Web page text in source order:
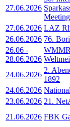
27.06.2026
Meeting
27.06.2026 LAZ
26.06.2026 76.
26.06 -
28.06.2026
24.06.2026
2.
1892
24.06.2026
23.06.2026 21.
21.06.2026 FBK